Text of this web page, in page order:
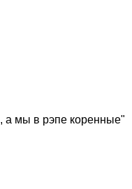
а мы в рэпе коренные"